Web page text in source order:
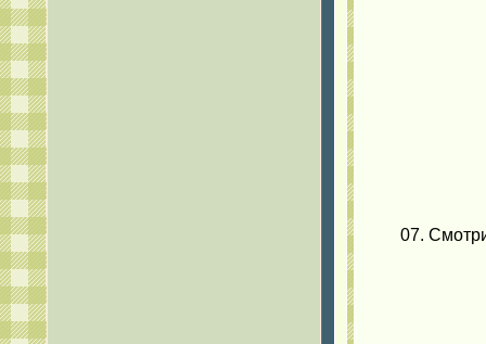
07.